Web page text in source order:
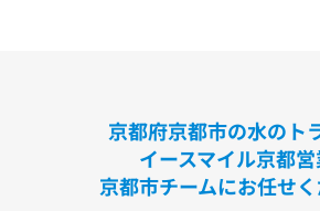
京都府京都市の水のト
イースマイル京都
京都市チームにお任せく